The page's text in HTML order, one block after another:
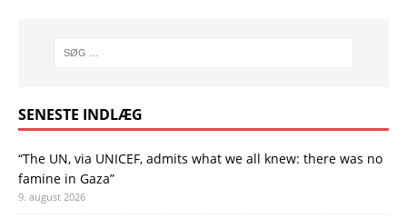
SENESTE INDLÆG
“The UN, via UNICEF, admits what we all knew: there was no
famine in Gaza”
9. august 2026